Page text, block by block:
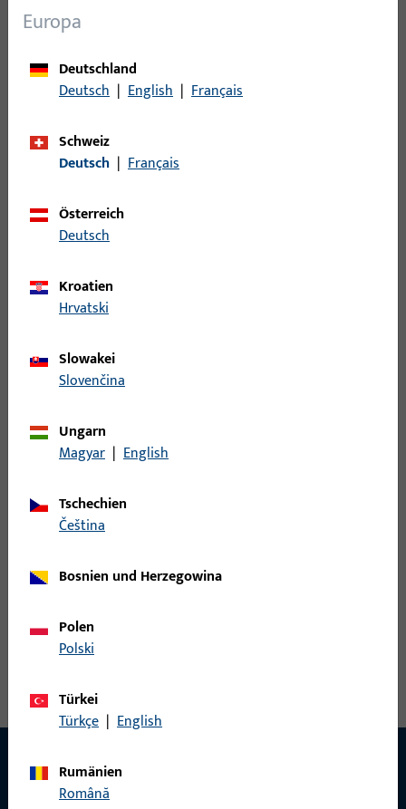
Schutzklasse/Schutzart
Kraft
Artikel
K-19020-01-0-0 |
A-Öffner | A-
K-18153-01-0-0 C |
A-Öffner | A-
Öffner Anbauset
Gesamtlänge 217 mm
Europa
Deutschland
Deutsch | English | Français
Schweiz
Deutsch | Français
Österreich
Deutsch
Kroatien
Hrvatski
Slowakei
Slovenčina
Ungarn
Magyar | English
Tschechien
čeština
Bosnien und Herzegowina
Polen
Polski
Türkei
Türkçe | English
Rumänien
Română